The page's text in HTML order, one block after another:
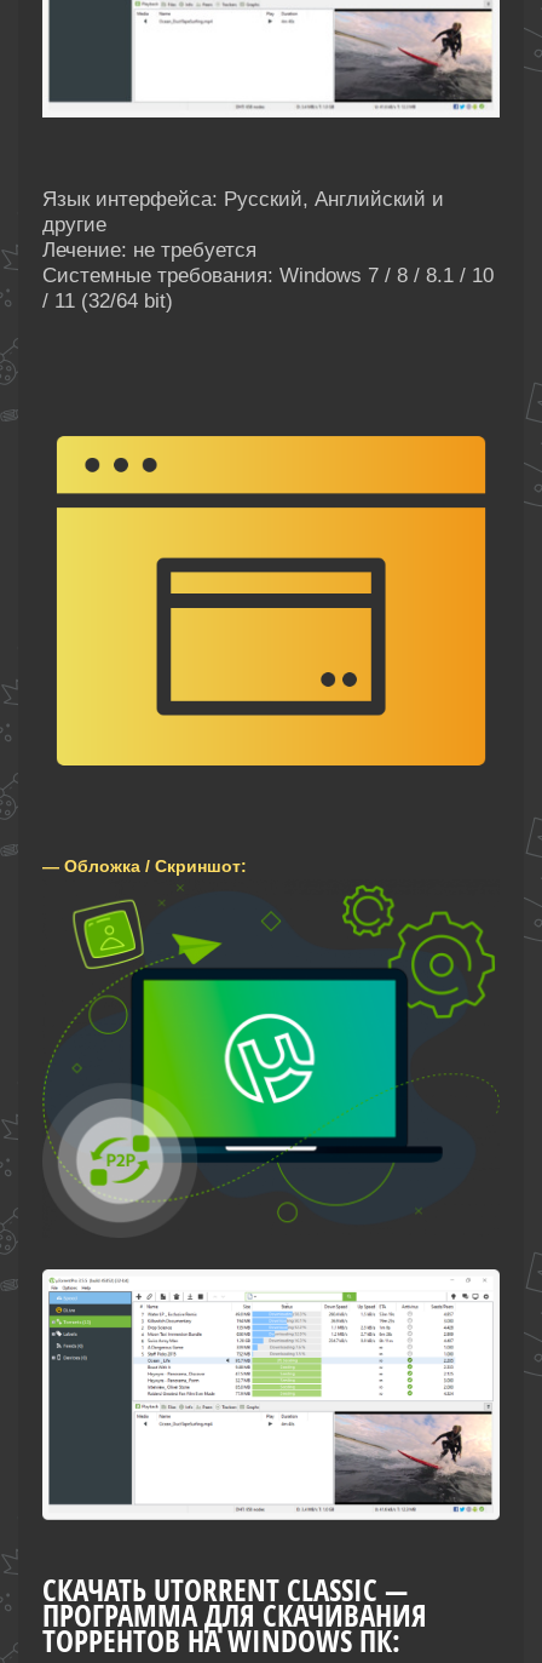
Язык интерфейса: Русский, Английский и
другие
Лечение: не требуется
Системные требования: Windows 7 / 8 / 8.1 / 10
/ 11 (32/64 bit)
— Обложка / Скриншот:
СКАЧАТЬ UTORRENT CLASSIC —
ПРОГРАММА ДЛЯ СКАЧИВАНИЯ
ТОРРЕНТОВ НА WINDOWS ПК: